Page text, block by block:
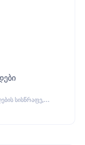
სისწრაფე,